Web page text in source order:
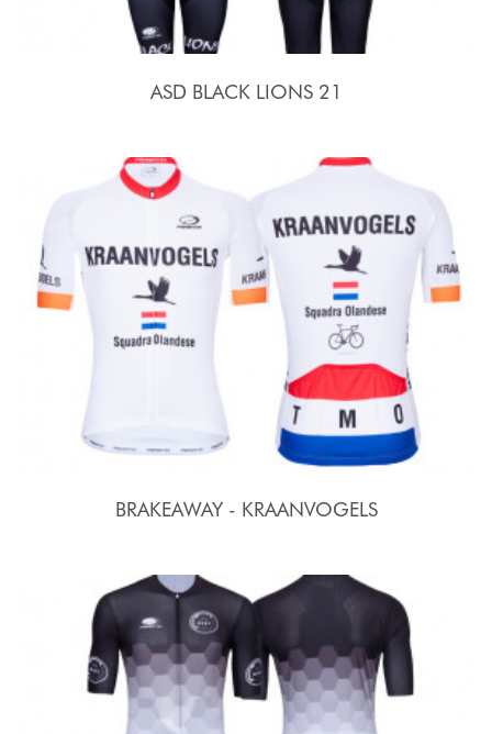
ASD BLACK LIONS 21
BRAKEAWAY - KRAANVOGELS